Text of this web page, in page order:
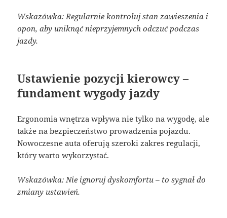
Wskazówka: Regularnie kontroluj stan zawieszenia i
opon, aby uniknąć nieprzyjemnych odczuć podczas
jazdy.
Ustawienie pozycji kierowcy –
fundament wygody jazdy
Ergonomia wnętrza wpływa nie tylko na wygodę, ale
także na bezpieczeństwo prowadzenia pojazdu.
Nowoczesne auta oferują szeroki zakres regulacji,
który warto wykorzystać.
Wskazówka: Nie ignoruj dyskomfortu – to sygnał do
zmiany ustawień.